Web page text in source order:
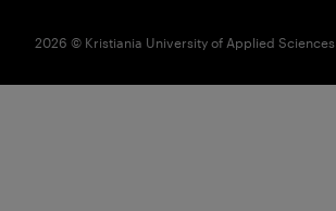
2026 © Kristiania University of Applied Sciences